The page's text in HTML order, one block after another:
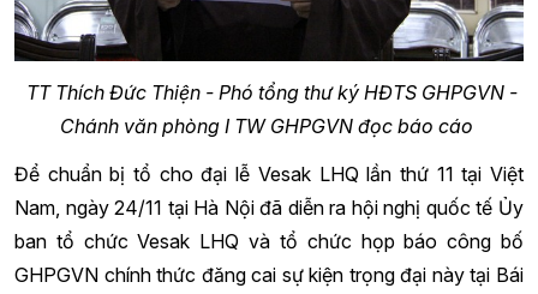
TT Thích Đức Thiện - Phó tổng thư ký HĐTS GHPGVN -
Chánh văn phòng I TW GHPGVN đọc báo cáo
Để chuẩn bị tổ cho đại lễ Vesak LHQ lần thứ 11 tại Việt
Nam, ngày 24/11 tại Hà Nội đã diễn ra hội nghị quốc tế Ủy
ban tổ chức Vesak LHQ và tổ chức họp báo công bố
GHPGVN chính thức đăng cai sự kiện trọng đại này tại Bái